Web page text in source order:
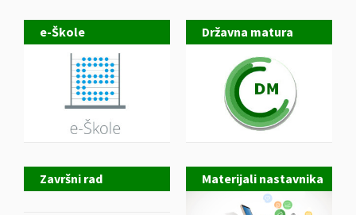
e-Škole Državna matura
Završni rad Materijali nastavnika